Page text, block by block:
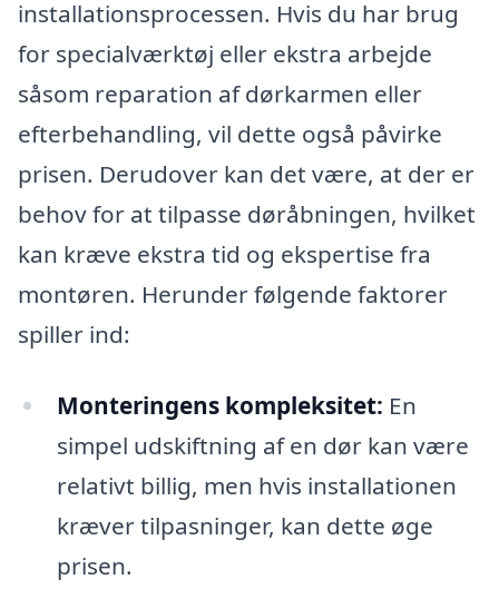
installationsprocessen. Hvis du har brug
for specialværktøj eller ekstra arbejde
såsom reparation af dørkarmen eller
efterbehandling, vil dette også påvirke
prisen. Derudover kan det være, at der er
behov for at tilpasse døråbningen, hvilket
kan kræve ekstra tid og ekspertise fra
montøren. Herunder følgende faktorer
spiller ind:
Monteringens kompleksitet: En
simpel udskiftning af en dør kan være
relativt billig, men hvis installationen
kræver tilpasninger, kan dette øge
prisen.